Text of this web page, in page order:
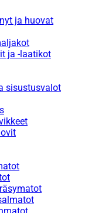
ja huovat
ja -laatikot
sisustusvalot